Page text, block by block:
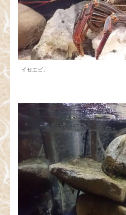
イセエビ。